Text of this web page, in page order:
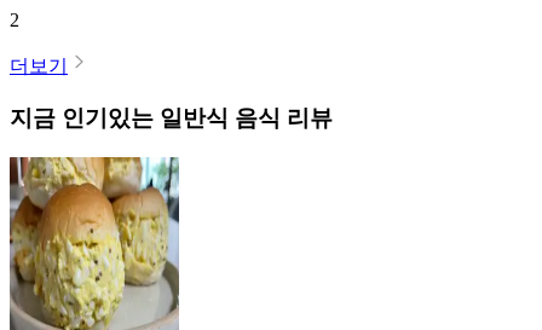
2
더보기
지금 인기있는 일반식 음식 리뷰